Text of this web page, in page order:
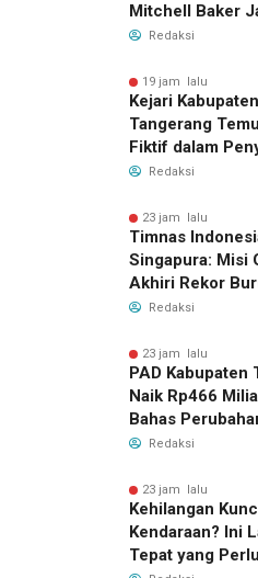
Mitchell Baker
Sorotan di Piala
Redaksi
19 jam lalu
Kejari Kabupaten
Tangerang
Fiktif dalam
Dana BOP PKBM
Redaksi
23 jam lalu
Timnas
Singapura: Misi
Akhiri Rekor
Tiket Semifinal
Redaksi
23 jam lalu
PAD Kabupaten
Naik Rp466
Bahas
PPAS 2026
Redaksi
23 jam lalu
Kehilangan
Kendaraan? Ini
Tepat yang Perlu